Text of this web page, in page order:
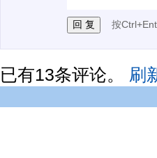
按
已有13条评论。 刷